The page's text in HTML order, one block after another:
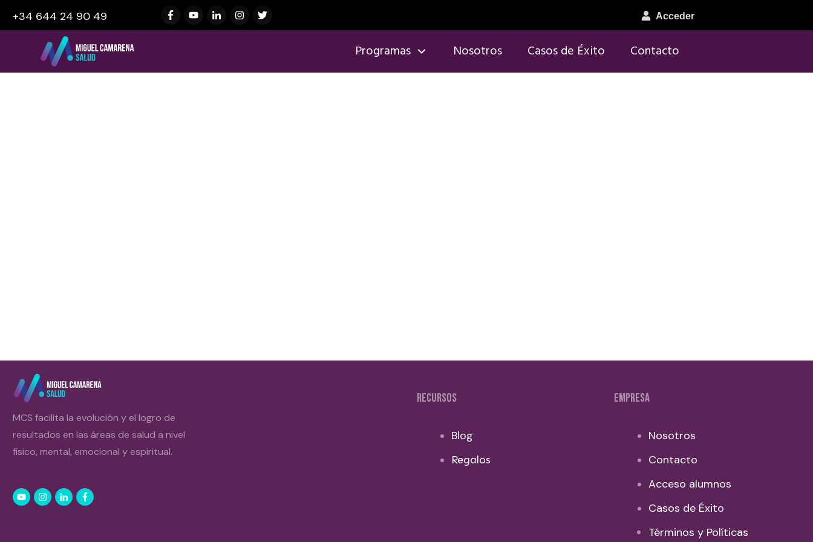
+34 644 24 90 49 Acceder
Programas Nosotros Casos de Éxito Contacto
MCS facilita la evolución y el logro de
resultados en las áreas de salud a nivel
físico, mental, emocional y espiritual.
RECURSOS
Blog
Regalos
EMPRESA
Nosotros
Contacto
Acceso alumnos
Casos de Éxito
Términos y Políticas